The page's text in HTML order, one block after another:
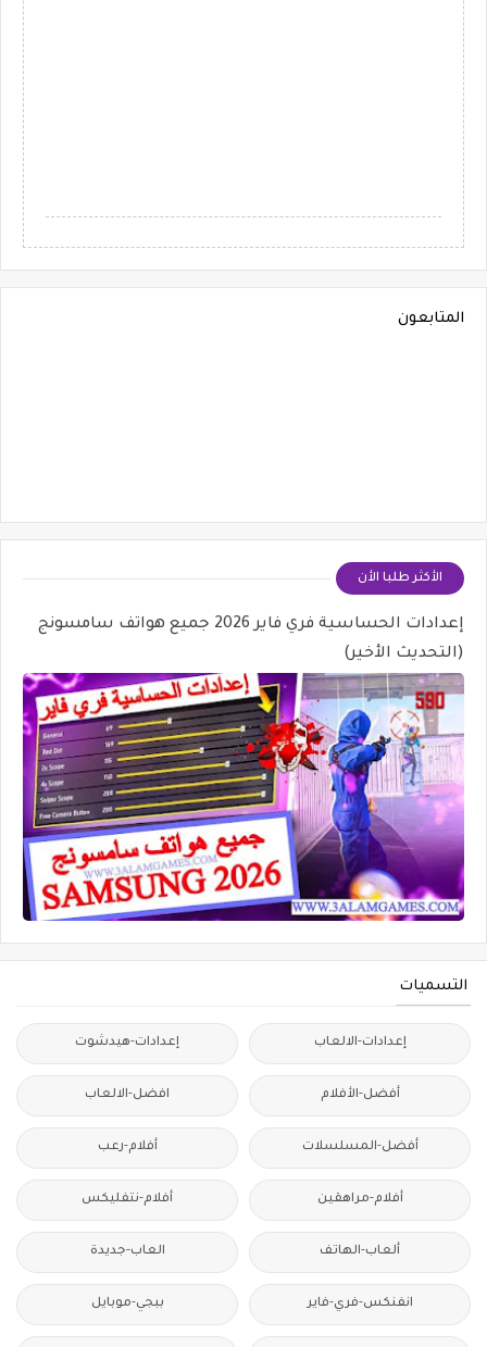
المتابعون
الأكثر طلبا الأن
إعدادات الحساسية فري فاير 2026 جميع هواتف سامسونج
(التحديث الأخير)
التسميات
إعدادات-الالعاب إعدادات-هيدشوت
أفضل-الأفلام افضل-الالعاب
أفضل-المسلسلات أفلام-رعب
أفلام-مراهقين أفلام-نتفليكس
ألعاب-الهاتف العاب-جديدة
انفنكس-فري-فاير ببجي-موبايل